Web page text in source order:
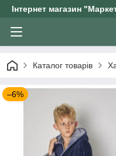
Інтернет магазин
Каталог товарів
–6%